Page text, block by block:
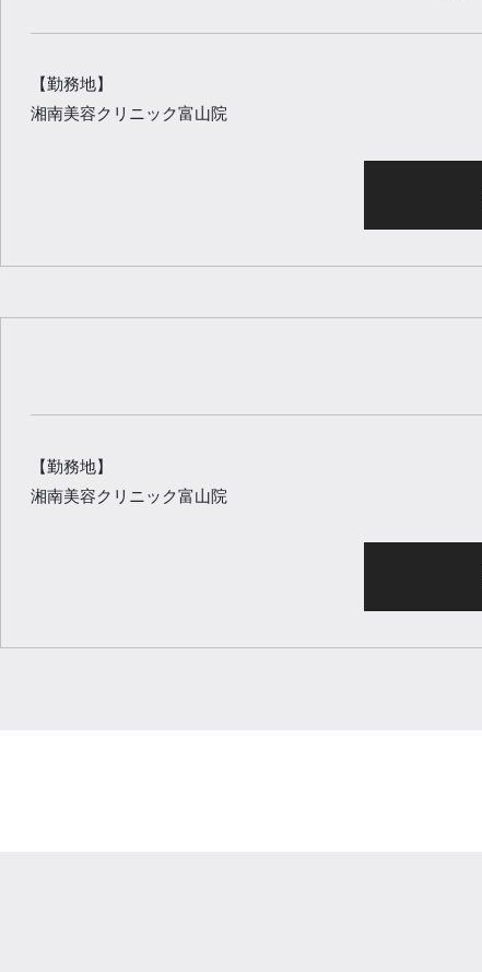
【勤務地】
湘南美容クリニック富山院
【勤務地】
湘南美容クリニック富山院